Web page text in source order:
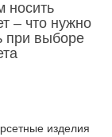
носить
– что нужно
при выборе
изделия